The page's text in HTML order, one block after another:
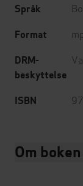
Språk
Format
DRM-
beskyttelse
ISBN
Om boken